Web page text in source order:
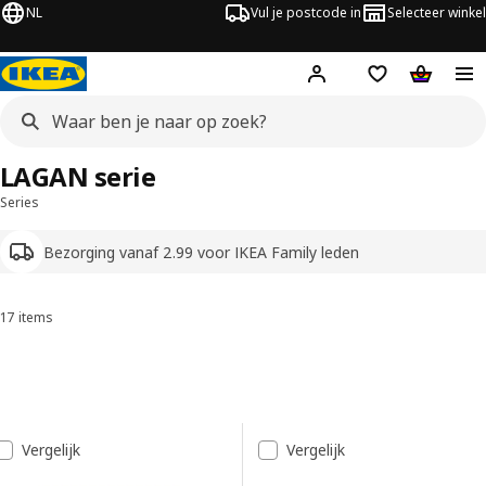
NL Vul je postcode in Selecteer winkel
Hej! Log in
Series
Bezorging vanaf 2.99 voor IKEA Family leden
LAGAN serie
Sorteren en filteren
17 items
Resultatenlijst
Vergelijk Vergelijk